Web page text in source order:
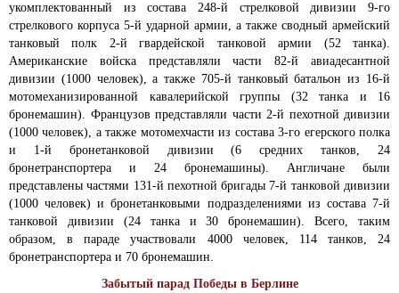
укомплектованный из состава 248-й стрелковой дивизии 9-го
стрелкового корпуса 5-й ударной армии, а также сводный армейский
танковый полк 2-й гвардейской танковой армии (52 танка).
Американские войска представляли части 82-й авиадесантной
дивизии (1000 человек), а также 705-й танковый батальон из 16-й
мотомеханизированной кавалерийской группы (32 танка и 16
бронемашин). Французов представляли части 2-й пехотной дивизии
(1000 человек), а также мотомехчасти из состава 3-го егерского полка
и 1-й бронетанковой дивизии (6 средних танков, 24
бронетранспортера и 24 бронемашины). Англичане были
представлены частями 131-й пехотной бригады 7-й танковой дивизии
(1000 человек) и бронетанковыми подразделениями из состава 7-й
танковой дивизии (24 танка и 30 бронемашин). Всего, таким
образом, в параде участвовали 4000 человек, 114 танков, 24
бронетранспортера и 70 бронемашин.
Забытый парад Победы в Берлине